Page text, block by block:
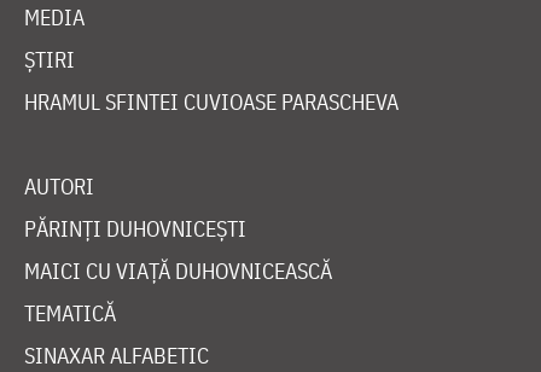
MEDIA
ȘTIRI
HRAMUL SFINTEI CUVIOASE PARASCHEVA
AUTORI
PĂRINȚI DUHOVNICEȘTI
MAICI CU VIAȚĂ DUHOVNICEASCĂ
TEMATICĂ
SINAXAR ALFABETIC